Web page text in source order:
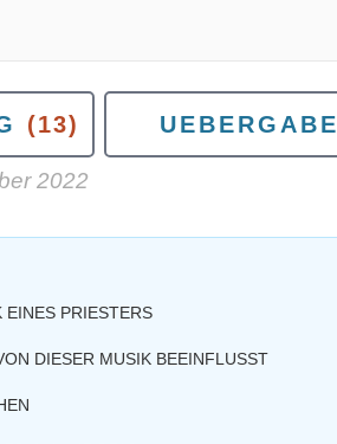
(13) UEBERGABE
2022
PRIESTERS
DIESER MUSIK BEEINFLUSST